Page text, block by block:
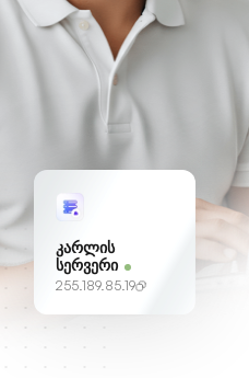
კარლის
სერვერი
255.189.85.19